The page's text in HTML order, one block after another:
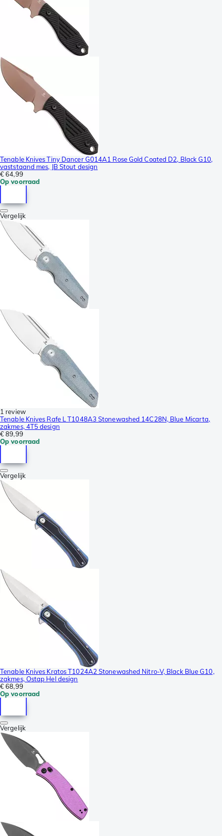
Tenable Knives Tiny Dancer G014A1 Rose Gold Coated D2, Black G10,
vaststaand mes, JB Stout design
€ 64,99
Op voorraad
Vergelijk
1 review
Tenable Knives Rafe L T1048A3 Stonewashed 14C28N, Blue Micarta,
zakmes, 4T5 design
€ 89,99
Op voorraad
Vergelijk
Tenable Knives Kratos T1024A2 Stonewashed Nitro-V, Black Blue G10,
zakmes, Ostap Hel design
€ 68,99
Op voorraad
Vergelijk